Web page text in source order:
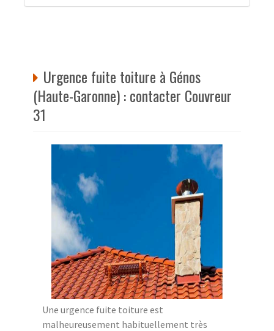
Urgence fuite toiture à Génos
(Haute-Garonne) : contacter Couvreur
31
Une urgence fuite toiture est
malheureusement habituellement très